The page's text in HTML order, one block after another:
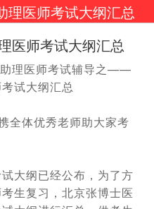
理医师考试大纲汇总
医师考试大纲汇总
理医师考试辅导之——
试大纲汇总
全体优秀老师助大家考
大纲已经公布，为了方
生复习，北京张博士医